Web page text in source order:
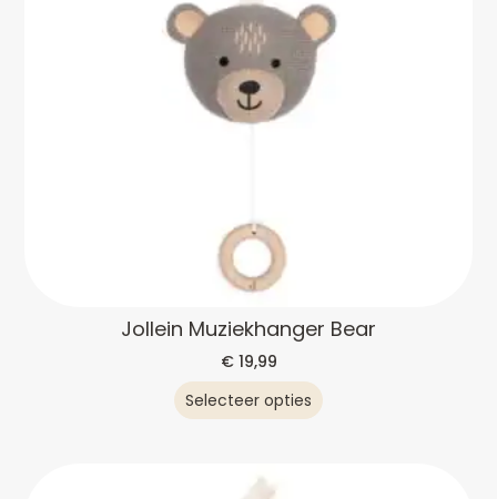
Jollein Muziekhanger Bear
€19,99
Selecteer opties